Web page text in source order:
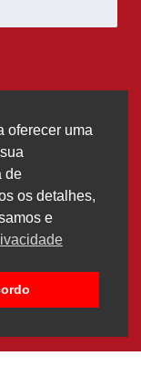
oferecer uma
de
os detalhes,
e